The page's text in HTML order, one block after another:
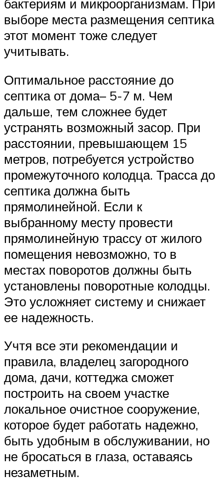
бактериям и микроорганизмам. При
выборе места размещения септика
этот момент тоже следует
учитывать.
Оптимальное расстояние до
септика от дома– 5-7 м. Чем
дальше, тем сложнее будет
устранять возможный засор. При
расстоянии, превышающем 15
метров, потребуется устройство
промежуточного колодца. Трасса до
септика должна быть
прямолинейной. Если к
выбранному месту провести
прямолинейную трассу от жилого
помещения невозможно, то в
местах поворотов должны быть
установлены поворотные колодцы.
Это усложняет систему и снижает
ее надежность.
Учтя все эти рекомендации и
правила, владелец загородного
дома, дачи, коттеджа сможет
построить на своем участке
локальное очистное сооружение,
которое будет работать надежно,
быть удобным в обслуживании, но
не бросаться в глаза, оставаясь
незаметным.